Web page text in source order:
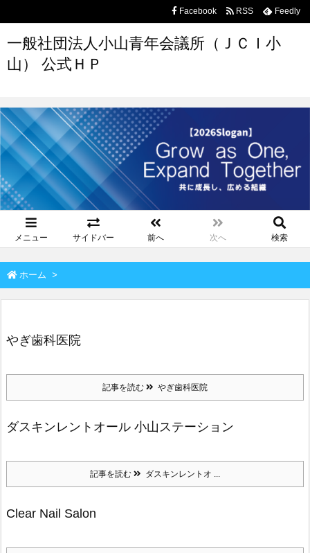
一般社団法人小山青年会議所（ＪＣＩ小
山） 公式ＨＰ
メニュー サイドバー 前へ 次へ 検索
Facebook RSS Feedly
ホーム >
やぎ歯科医院
記事を読む やぎ歯科医院
ダスキンレントオール 小山ステーション
記事を読む ダスキンレントオ ...
Clear Nail Salon